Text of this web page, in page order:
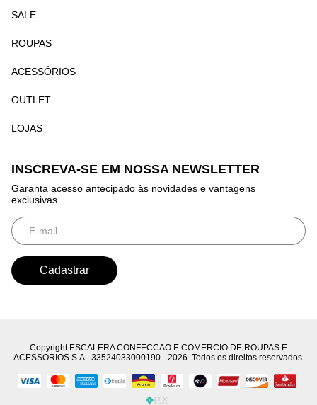
SALE
ROUPAS
ACESSÓRIOS
OUTLET
LOJAS
INSCREVA-SE EM NOSSA NEWSLETTER
Garanta acesso antecipado às novidades e vantagens
exclusivas.
Copyright ESCALERA CONFECCAO E COMERCIO DE ROUPAS E
ACESSORIOS S.A - 33524033000190 - 2026. Todos os direitos reservados.